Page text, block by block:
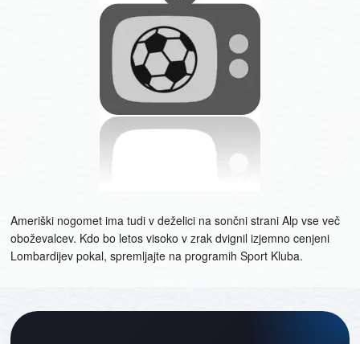
Ameriški nogomet ima tudi v deželici na sončni strani Alp vse več
oboževalcev. Kdo bo letos visoko v zrak dvignil izjemno cenjeni
Lombardijev pokal, spremljajte na programih Sport Kluba.